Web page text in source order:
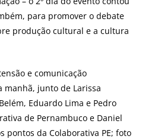
para promover o debate
produção cultural e a cultura
e comunicação
manhã, junto de Larissa
Eduardo Lima e Pedro
de Pernambuco e Daniel
pontos da Colaborativa PE; foto